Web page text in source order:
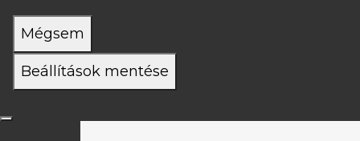
Mégsem
Beállítások mentése